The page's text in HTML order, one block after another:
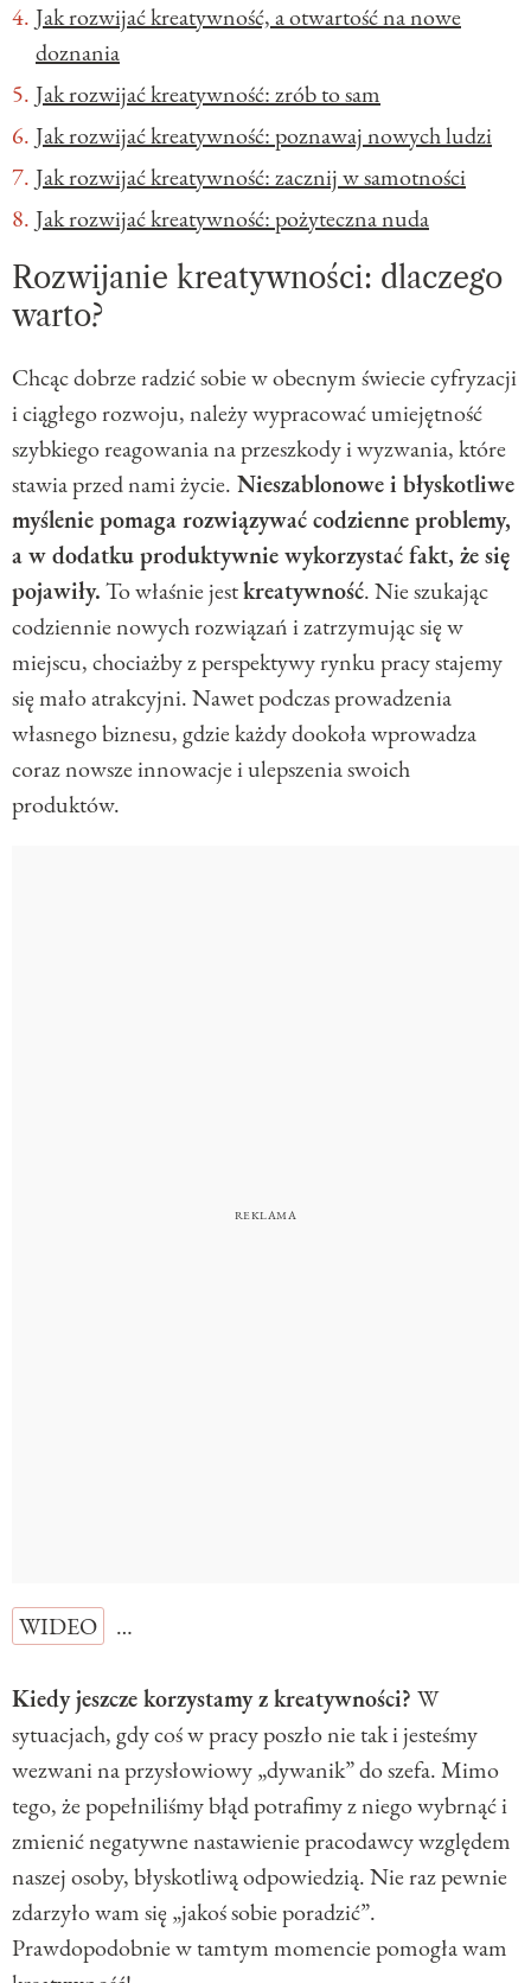
Jak rozwijać kreatywność, a otwartość na nowe
doznania
Jak rozwijać kreatywność: zrób to sam
Jak rozwijać kreatywność: poznawaj nowych ludzi
Jak rozwijać kreatywność: zacznij w samotności
Jak rozwijać kreatywność: pożyteczna nuda
Rozwijanie kreatywności: dlaczego
warto?
Chcąc dobrze radzić sobie w obecnym świecie cyfryzacji
i ciągłego rozwoju, należy wypracować umiejętność
szybkiego reagowania na przeszkody i wyzwania, które
stawia przed nami życie. Nieszablonowe i błyskotliwe
myślenie pomaga rozwiązywać codzienne problemy,
a w dodatku produktywnie wykorzystać fakt, że się
pojawiły.To właśnie jestkreatywność. Nie szukając
codziennie nowych rozwiązań i zatrzymując się w
miejscu, chociażby z perspektywy rynku pracy stajemy
się mało atrakcyjni. Nawet podczas prowadzenia
własnego biznesu, gdzie każdy dookoła wprowadza
coraz nowsze innowacje i ulepszenia swoich
produktów.
WIDEO …
Kiedy jeszcze korzystamy z kreatywności? W
sytuacjach, gdy coś w pracy poszło nie tak i jesteśmy
wezwani na przysłowiowy „dywanik” do szefa. Mimo
tego, że popełniliśmy błąd potrafimy z niego wybrnąć i
zmienić negatywne nastawienie pracodawcy względem
naszej osoby, błyskotliwą odpowiedzią. Nie raz pewnie
zdarzyło wam się „jakoś sobie poradzić”.
Prawdopodobnie w tamtym momencie pomogła wam